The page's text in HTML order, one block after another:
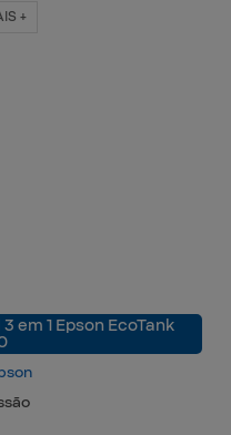
+
em 1 Epson EcoTank